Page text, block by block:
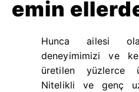
emin
Hunca ailesi
deneyimimizi ve
üretilen yüzlerce
Nitelikli ve genç